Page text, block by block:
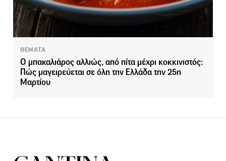
ΘΕΜΑΤΑ
Ο μπακαλιάρος αλλιώς, από πίτα μέχρι κοκκινιστός:
Πώς μαγειρεύεται σε όλη την Ελλάδα την 25η
Μαρτίου